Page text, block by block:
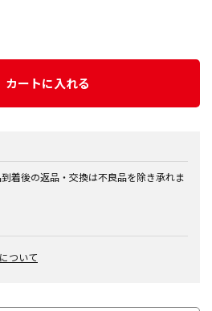
カートに入れる
着後の返品・交換は不良品を除き承れま
ついて